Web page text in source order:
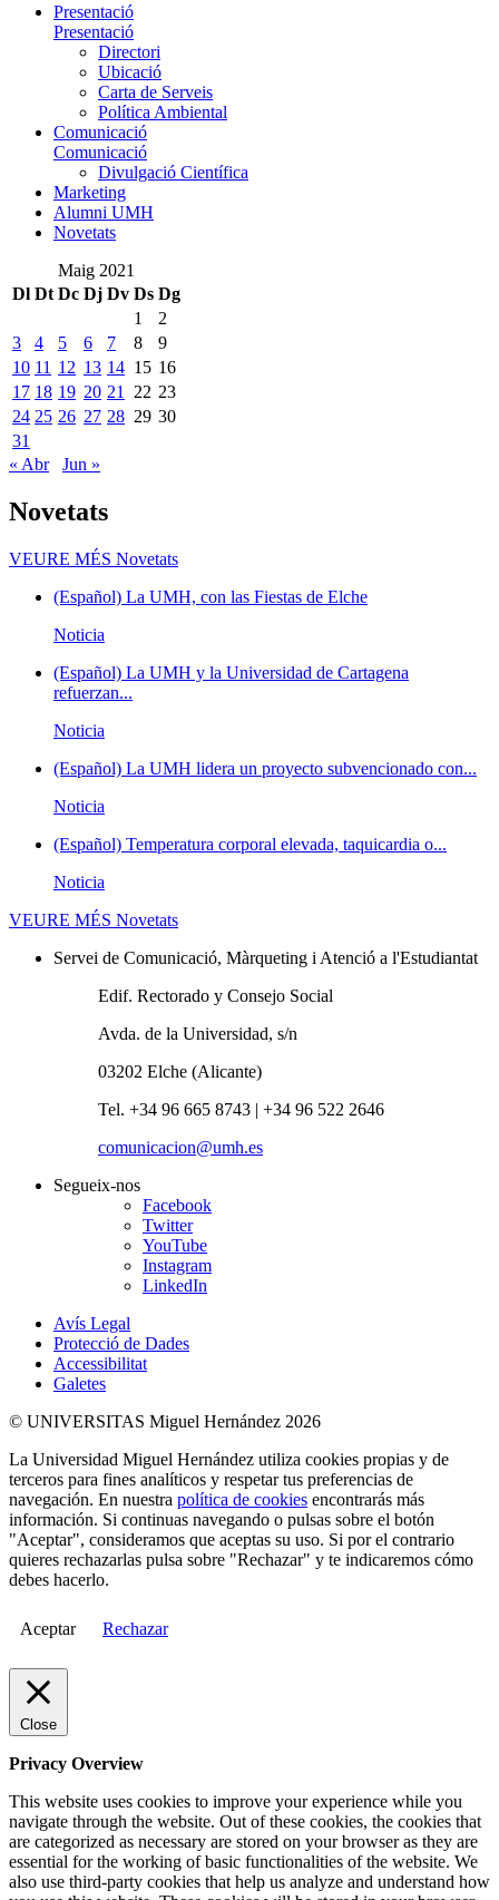
Presentació
Presentació
Directori
Ubicació
Carta de Serveis
Política Ambiental
Comunicació
Comunicació
Divulgació Científica
Marketing
Alumni UMH
Novetats
Maig 2021
Dl Dt Dc Dj Dv Ds Dg
1
2
3
4 5 6 7 8
9
10 11 12 13 14 15 16
17 18 19 20 21 22 23
24 25 26 27 28 29 30
31
« Abr
Jun »
Novetats
VEURE MÉS Novetats
(Español) La UMH, con las Fiestas de Elche
Noticia
(Español) La UMH y la Universidad de Cartagena
refuerzan...
Noticia
(Español) La UMH lidera un proyecto subvencionado con...
Noticia
(Español) Temperatura corporal elevada, taquicardia o...
Noticia
VEURE MÉS Novetats
Servei de Comunicació, Màrqueting i Atenció a l'Estudiantat
Edif. Rectorado y Consejo Social
Avda. de la Universidad, s/n
03202 Elche (Alicante)
Tel. +34 96 665 8743 | +34 96 522 2646
comunicacion@umh.es
Segueix-nos
Facebook
Twitter
YouTube
Instagram
LinkedIn
Avís Legal
Protecció de Dades
Accessibilitat
Galetes
© UNIVERSITAS Miguel Hernández 2026
La Universidad Miguel Hernández utiliza cookies propias y de
terceros para fines analíticos y respetar tus preferencias de
navegación. En nuestra política de cookies encontrarás más
información. Si continuas navegando o pulsas sobre el botón
"Aceptar", consideramos que aceptas su uso. Si por el contrario
quieres rechazarlas pulsa sobre "Rechazar" y te indicaremos cómo
debes hacerlo.
Aceptar Rechazar
Close
Privacy Overview
This website uses cookies to improve your experience while you
navigate through the website. Out of these cookies, the cookies that
are categorized as necessary are stored on your browser as they are
essential for the working of basic functionalities of the website. We
also use third-party cookies that help us analyze and understand how